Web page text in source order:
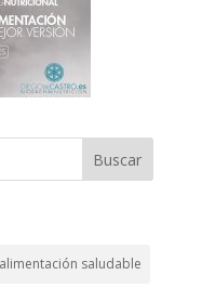
alimentación saludable